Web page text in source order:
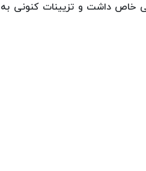
خاص داشت و تزیینات كنونی به